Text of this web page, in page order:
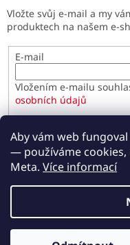
Aby vám web
— používáme cookies,
Meta. Více informací
Vložte svůj e-mail a my
produktech na našem e-
E-mail
Vložením e-mailu
osobních údajů
PŘIHLÁSIT SE